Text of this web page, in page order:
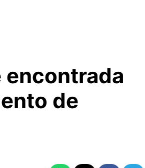
encontrada
de